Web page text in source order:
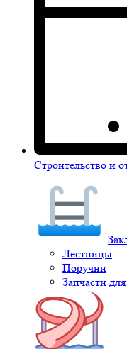
Строительство и
Лестницы
Поручни
Запчасти